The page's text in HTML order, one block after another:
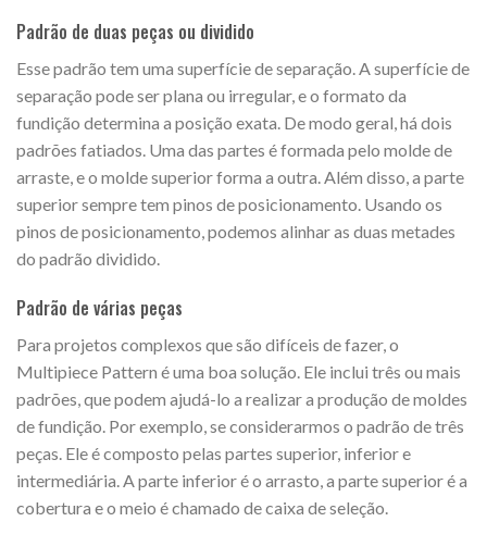
Padrão de duas peças ou dividido
Esse padrão tem uma superfície de separação. A superfície de
separação pode ser plana ou irregular, e o formato da
fundição determina a posição exata. De modo geral, há dois
padrões fatiados. Uma das partes é formada pelo molde de
arraste, e o molde superior forma a outra. Além disso, a parte
superior sempre tem pinos de posicionamento. Usando os
pinos de posicionamento, podemos alinhar as duas metades
do padrão dividido.
Padrão de várias peças
Para projetos complexos que são difíceis de fazer, o
Multipiece Pattern é uma boa solução. Ele inclui três ou mais
padrões, que podem ajudá-lo a realizar a produção de moldes
de fundição. Por exemplo, se considerarmos o padrão de três
peças. Ele é composto pelas partes superior, inferior e
intermediária. A parte inferior é o arrasto, a parte superior é a
cobertura e o meio é chamado de caixa de seleção.